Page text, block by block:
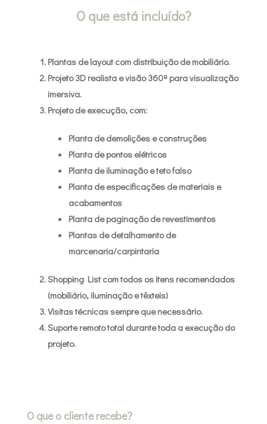
O que está incluído?
Plantas de layout com distribuição de mobiliário.
Projeto 3D realista e visão 360º para visualização
imersiva.
Projeto de execução, com:
Planta de demolições e construções
Planta de pontos elétricos
Planta de iluminação e teto falso
Planta de especificações de materiais e
acabamentos
Planta de paginação de revestimentos
Plantas de detalhamento de
marcenaria/carpintaria
Shopping List com todos os itens recomendados
(mobiliário, iluminação e têxteis)
Visitas técnicas sempre que necessário.
Suporte remoto total durante toda a execução do
projeto.
O que o cliente recebe?